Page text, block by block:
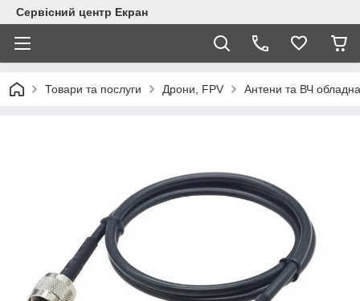
Сервісний центр Екран
Товари та послуги Дрони, FPV Антени та ВЧ